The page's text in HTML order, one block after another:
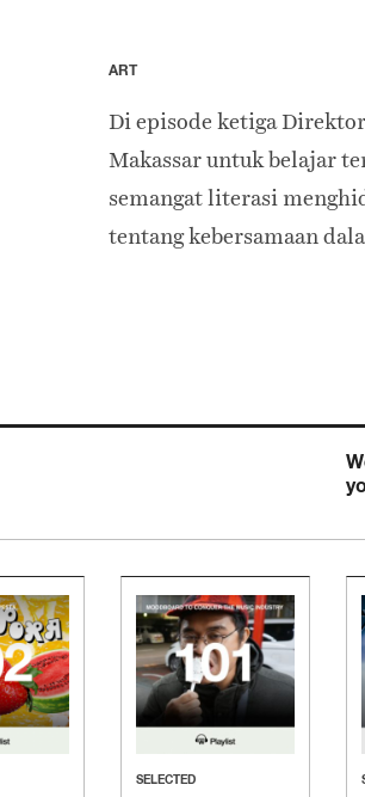
ART
Di episode ketiga
Makassar untuk belajar
semangat literasi
tentang kebersamaan
SELECTED